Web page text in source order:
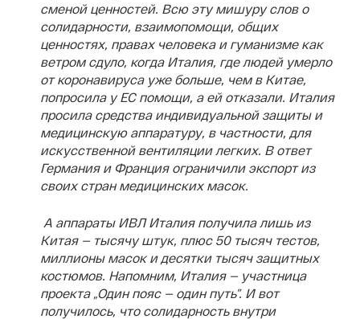
сменой ценностей. Всю эту мишуру слов о
солидарности, взаимопомощи, общих
ценностях, правах человека и гуманизме как
ветром сдуло, когда Италия, где людей умерло
от коронавируса уже больше, чем в Китае,
попросила у ЕС помощи, а ей отказали. Италия
просила средства индивидуальной защиты и
медицинскую аппаратуру, в частности, для
искусственной вентиляции легких. В ответ
Германия и Франция ограничили экспорт из
своих стран медицинских масок.
А аппараты ИВЛ Италия получила лишь из
Китая — тысячу штук, плюс 50 тысяч тестов,
миллионы масок и десятки тысяч защитных
костюмов. Напомним, Италия — участница
проекта „Один пояс — один путь”. И вот
получилось, что солидарность внутри